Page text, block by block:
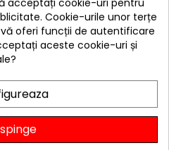
330 ml 340 g ST-208
lei
review-ul
În stoc
acceptați cookie-uri pentru
Cookie-urile unor terțe
oferi funcții de autentificare
aceste cookie-uri și